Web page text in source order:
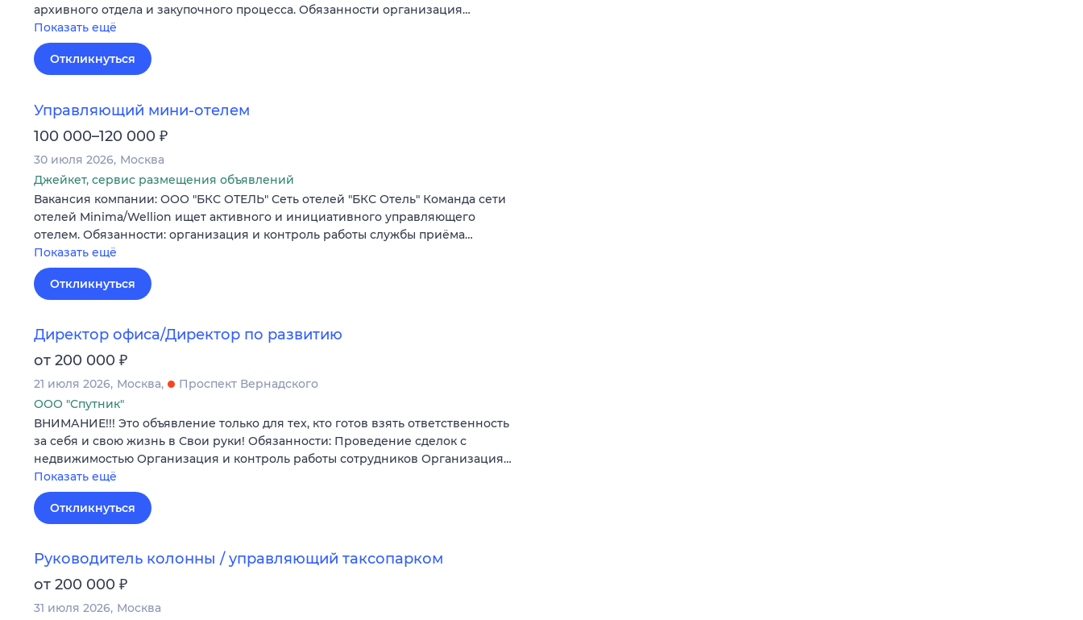
архивного отдела и закупочного процесса. Обязанности организация…
Показать ещё
Откликнуться
Управляющий мини-отелем
100 000–120 000 ₽
30 июля 2026 Москва
Джейкет, сервис размещения объявлений
Вакансия компании: ООО "БКС ОТЕЛЬ" Сеть отелей "БКС Отель" Команда сети
отелей Minima/Wellion ищет активного и инициативного управляющего
отелем. Обязанности: организация и контроль работы службы приёма…
Показать ещё
Откликнуться
Директор офиса/Директор по развитию
от 200 000 ₽
21 июля 2026 Москва
Проспект Вернадского
ООО "Спутник"
ВНИМАНИЕ!!! Это объявление только для тех, кто готов взять ответственность
за себя и свою жизнь в Свои руки! Обязанности: Проведение сделок с
недвижимостью Организация и контроль работы сотрудников Организация…
Показать ещё
Откликнуться
Руководитель колонны / управляющий таксопарком
от 200 000 ₽
31 июля 2026 Москва